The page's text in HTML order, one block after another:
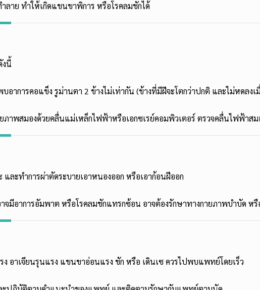
ลาย ทำให้เกิดแขนขาพิการ หรือโรคลมชักได้
งนี้
อาการคอแข็ง รูม่านตา 2 ข้างไม่เท่ากัน (ข้างที่มีฝีจะโตกว่าปกติ และไม่หดลงเ
าพสมองด้วยคลื่นแม่เหล็กไฟฟ้าหรือเอกซเรย์คอมพิวเตอร์ ตรวจคลื่นไฟฟ้าส
ะทำการผ่าตัดระบายเอาหนองออก หรือเอาก้อนฝีออก
จมีอาการอัมพาต หรือโรคลมชักแทรกซ้อน อาจต้องรักษาทางกายภาพบำบัด ห
อาเจียนรุนแรง แขนขาอ่อนแรง ชัก หรือ เดินเซ ควรไปพบแพทย์โดยเร็ว